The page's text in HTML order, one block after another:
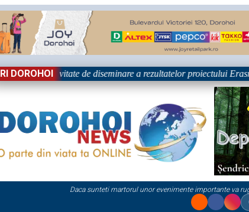
DOROHOI
- Activitate de diseminare a rezultatelor proiectului
Daca sunteti martorul unor evenimente importante va